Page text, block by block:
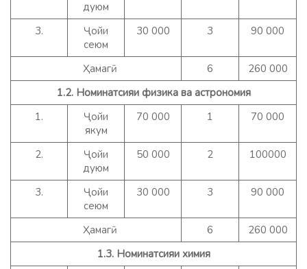
дуюм
3.
Ҷойи
сеюм
30 000 3 90 000
Ҳамагӣ 6
260 000
1.2. Номинатсияи физика ва астрономия
1.
Ҷойи
якум
70 000 1 70 000
2.
Ҷойи
дуюм
50 000 2 100000
3.
Ҷойи
сеюм
30 000 3 90 000
Ҳамагӣ 6
260 000
1.3. Номинатсияи химия